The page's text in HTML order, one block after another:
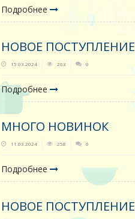
Подробнее
НОВОЕ ПОСТУПЛЕНИЕ
15.03.2024 263 0
Подробнее
МНОГО НОВИНОК
11.03.2024 258 0
Подробнее
НОВОЕ ПОСТУПЛЕНИЕ